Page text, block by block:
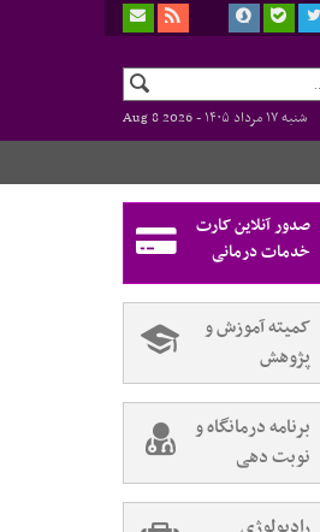
شنبه ۱۷ مرداد ۱۴۰۵ -
Aug 8 2026
صدور آنلاین کارت
خدمات درمانی
کمیته آموزش و
پژوهش
برنامه درمانگاه و
نوبت دهی